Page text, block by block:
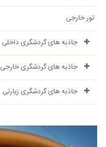
تور خارجی
جاذبه های گردشگری داخلی
جاذبه های گردشگری خارجی
جاذبه های گردشگری زیارتی